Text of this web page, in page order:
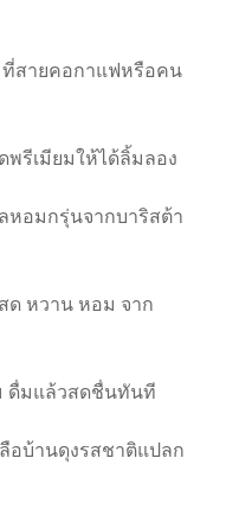
ที่สายคอกาแฟหรือคน
พรีเมียมให้ได้ลิ้มลอง
หอมกรุ่นจากบาริสต้า
ด หวาน หอม จาก
ดื่มแล้วสดชื่นทันที
อบ้านดุงรสชาติแปลก